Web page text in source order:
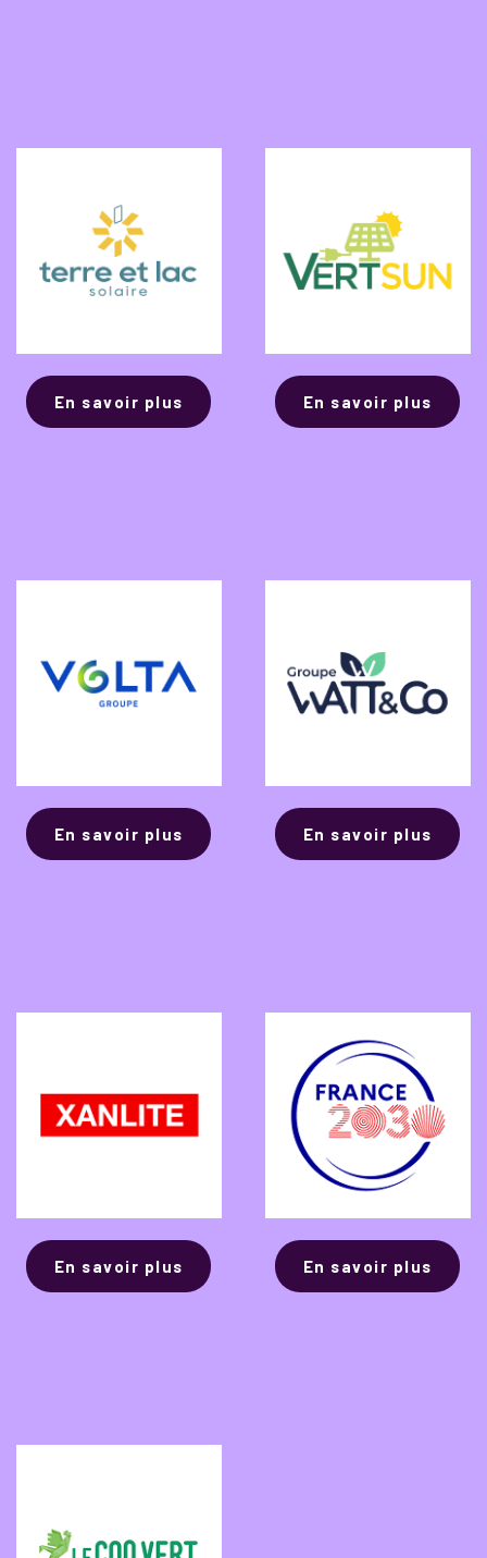
En savoir plus En savoir plus
En savoir plus En savoir plus
En savoir plus En savoir plus